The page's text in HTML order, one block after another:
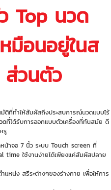
Top นวด
มือนอยู่ในส
วนตัว
ติที่ทำให้สัมผัสถึงประสบการณ์นวดแบบไร้
ดที่ได้รับการออกแบบตัวเครื่องที่ทันสมัย ดี
รู
น้าจอ 7 นิ้ว ระบบ Touch screen ที่
time ใช้งานง่ายได้เพียงแค่สัมผัสปลาย
น่ง สรีระต่างๆของร่างกาย เพื่อให้การ